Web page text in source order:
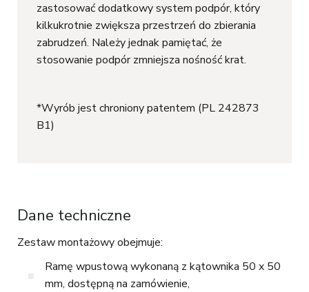
zastosować dodatkowy system podpór, który
kilkukrotnie zwiększa przestrzeń do zbierania
zabrudzeń. Należy jednak pamiętać, że
stosowanie podpór zmniejsza nośność krat.
*Wyrób jest chroniony patentem (PL 242873
B1)
Dane techniczne
Zestaw montażowy obejmuje:
Ramę wpustową wykonaną z kątownika 50 x 50
mm, dostępną na zamówienie,